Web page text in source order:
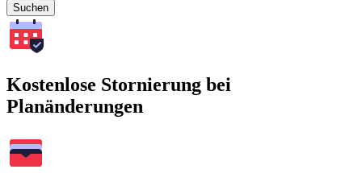
Suchen
Kostenlose Stornierung bei
Planänderungen